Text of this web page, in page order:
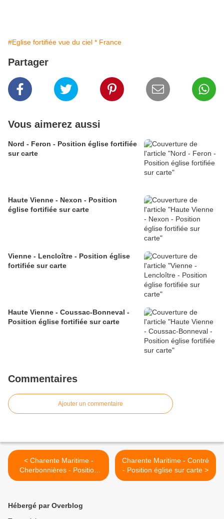
#Eglise fortifiée vue du ciel * France
Partager
Vous aimerez aussi
Nord - Feron - Position église fortifiée
sur carte
Haute Vienne - Nexon - Position
église fortifiée sur carte
Vienne - Lencloître - Position église
fortifiée sur carte
Haute Vienne - Coussac-Bonneval -
Position église fortifiée sur carte
Commentaires
Ajouter un commentaire
< Charente Maritime -
Cherbonnières - Position
église sur carte
Charente Maritime - Contré
- Position église sur carte >
Hébergé par Overblog